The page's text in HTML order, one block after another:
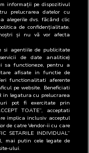
-
-
informații pe dispozitivul
prelucrarea datelor cu
alegerile dvs. făcând clic
de confidențialitate.
și nu vă vor afecta
si agentiile de publicitate
de date analitice)
sa functioneze, pentru a
afisate in functie de
functionalitati aferente
pe website. Beneficiati
in legatura cu prelucrarea
pot fi exercitate prin
TOATE”, acceptati
implica inclusiv acceptul
de catre Vendor-ii cu care
SETARILE INDIVIDUAL”
mai putin cele legate de
ului.